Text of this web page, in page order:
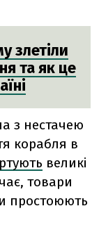
злетіли
та як це
з нестачею
корабля в
великі
товари
простоюють